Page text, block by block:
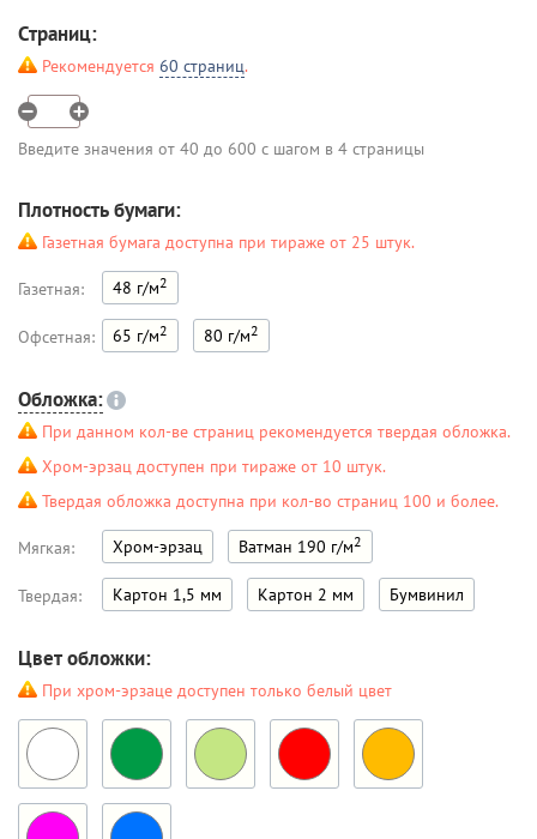
Страниц:
Рекомендуется 60 страниц.
Введите значения от 40 до 600 с шагом в 4 страницы
Плотность бумаги:
Газетная бумага доступна при тираже от 25 штук.
Газетная: 48 г/м2
Офсетная: 65 г/м2 80 г/м2
Обложка:
При данном кол-ве страниц рекомендуется твердая обложка.
Хром-эрзац доступен при тираже от 10 штук.
Твердая обложка доступна при кол-во страниц 100 и более.
Мягкая: Хром-эрзац Ватман 190 г/м2
Твердая: Картон 1,5 мм Картон 2 мм Бумвинил
Цвет обложки:
При хром-эрзаце доступен только белый цвет